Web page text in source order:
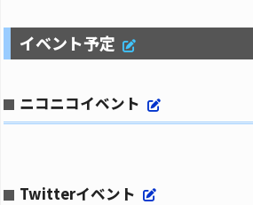
イベント予定
ニコニコイベント
Twitterイベント